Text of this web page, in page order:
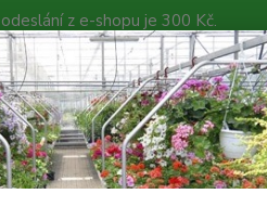
z e-shopu je 300 Kč.
týdnu po přijetí
Hledat